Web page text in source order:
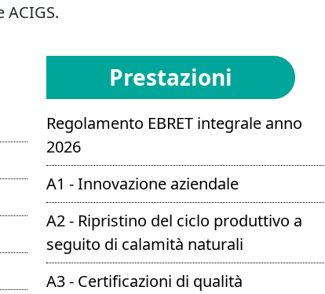
Prestazioni
Regolamento EBRET integrale anno
2026
A1 - Innovazione aziendale
A2 - Ripristino del ciclo produttivo a
seguito di calamità naturali
A3 - Certificazioni di qualità